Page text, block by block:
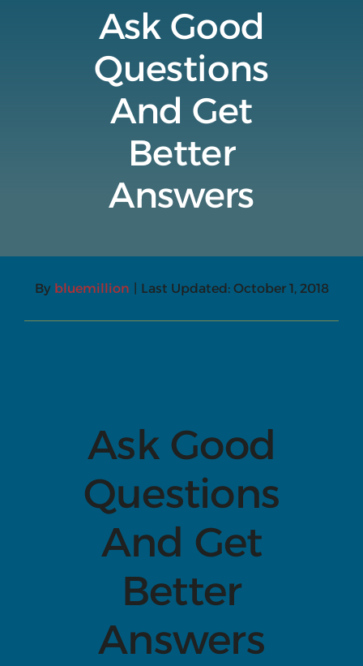
Ask Good
Questions
And Get
Better
Answers
By bluemillion Last Updated: October 1, 2018
Ask Good
Questions
And Get
Better
Answers